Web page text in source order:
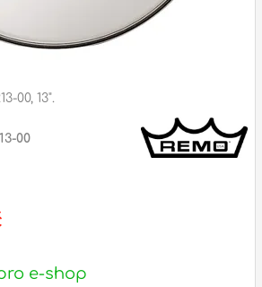
00, 13".
00
e-shop